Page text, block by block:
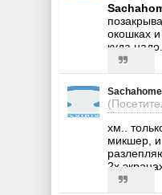
окошках
куда
Sachahome
хм..
микшер,
2х